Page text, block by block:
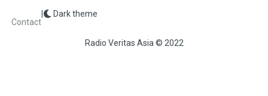
Radio Veritas Asia © 2022
Contact
| Dark theme